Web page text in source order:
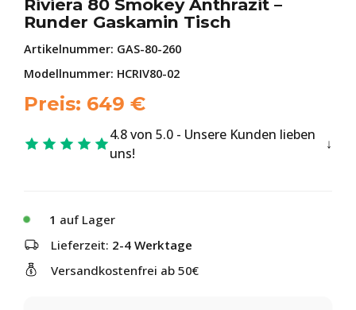
Riviera 80 Smokey Anthrazit –
Runder Gaskamin Tisch
Artikelnummer: GAS-80-260
Modellnummer: HCRIV80-02
Preis: 649 €
4.8 von 5.0 - Unsere Kunden lieben
uns!
1 auf Lager
Lieferzeit: 2-4 Werktage
Versandkostenfrei ab 50€